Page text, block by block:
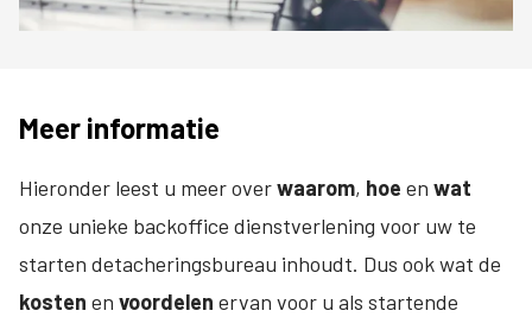
Meer informatie
Hieronder leest u meer overwaarom, hoe en wat
onze unieke backoffice dienstverlening voor uw te
starten detacheringsbureau inhoudt. Dus ook wat de
kosten en voordelen ervan voor u als startende